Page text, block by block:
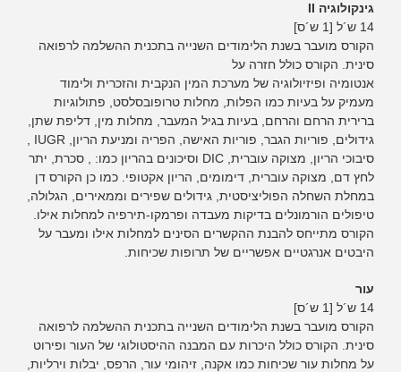
גינקולוגיה II
14 ש´ל [1 ש´ס]
הקורס מועבר בשנת הלימודים השנייה בתכנית ההשלמה לרפואה
סינית. הקורס כולל חזרה על
אנטומיה ופיזיולוגיה של מערכת המין הנקבית והזכרית ולימוד
מעמיק על בעיות כמו הפלות, מחלות טרופובסלסט, פתולוגיות
ברירית הרחם והרחם, בעיות בגיל המעבר, מחלות מין, דליפת שתן,
סיבוכי הריון, מצוקה עוברית, DIC וסיכונים בהריון כמו: , סכרת, יתר
לחץ דם, מצוקה עוברית, דימומים, הריון אקטופי. כמו כן הקורס דן
במחלת השחלה הפוליציסטית, גידולים שפירים וממאירים, הגלולה,
טיפולים הורמונלים בדיקות מעבדה ופרמקו-תירפיה למחלות אילו.
הקורס מתייחס להבנת ההקשרים הסינים למחלות אילו ומעבר על
היבטים אנרגטיים אפשריים של תרופות שכיחות.
עור
14 ש´ל [1 ש´ס]
הקורס מועבר בשנת הלימודים השנייה בתכנית ההשלמה לרפואה
סינית. הקורס כולל היכרות עם המבנה ההיסטולוגי של העור ופירוט
על מחלות עור שכיחות כמו אקנה, זיהומי עור, הרפס, יבלות וירליות,